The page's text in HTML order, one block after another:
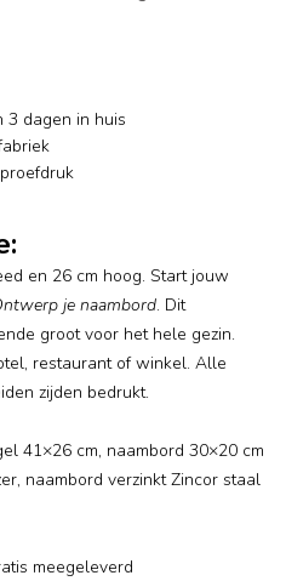
3 dagen in huis
en 26 cm hoog. Start jouw
je naambord. Dit
groot voor het hele gezin.
restaurant of winkel. Alle
zijden bedrukt.
cm, naambord 30×20 cm
verzinkt Zincor staal
meegeleverd